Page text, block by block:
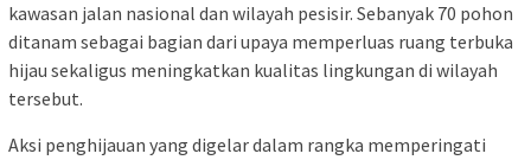
kawasan jalan nasional dan wilayah pesisir. Sebanyak 70 pohon
ditanam sebagai bagian dari upaya memperluas ruang terbuka
hijau sekaligus meningkatkan kualitas lingkungan di wilayah
tersebut.
Aksi penghijauan yang digelar dalam rangka memperingati